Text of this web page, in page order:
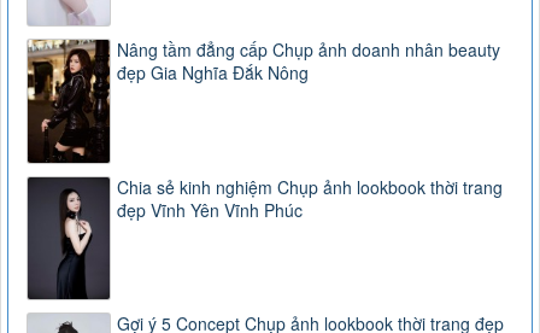
Nâng tầm đẳng cấp Chụp ảnh doanh nhân beauty
đẹp Gia Nghĩa Đắk Nông
Chia sẻ kinh nghiệm Chụp ảnh lookbook thời trang
đẹp Vĩnh Yên Vĩnh Phúc
Gợi ý 5 Concept Chụp ảnh lookbook thời trang đẹp